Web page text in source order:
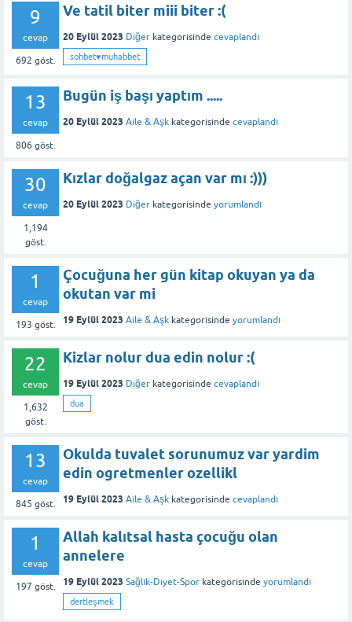
9
cevap
692 göst.
Ve tatil biter miii biter :(
20 Eylül 2023 Diğer kategorisinde cevaplandı
sohbet♥️muhabbet
13
cevap
806 göst.
Bugün iş başı yaptım .....
20 Eylül 2023 Aile & Aşk kategorisinde cevaplandı
30
cevap
1,194
göst.
Kızlar doğalgaz açan var mı :)))
20 Eylül 2023 Diğer kategorisinde yorumlandı
1
cevap
193 göst.
Çocuğuna her gün kitap okuyan ya da
okutan var mi
19 Eylül 2023 Aile & Aşk kategorisinde yorumlandı
22
cevap
1,632
göst.
Kizlar nolur dua edin nolur :(
19 Eylül 2023 Diğer kategorisinde cevaplandı
dua
13
cevap
845 göst.
Okulda tuvalet sorunumuz var yardim
edin ogretmenler ozellikl
19 Eylül 2023 Aile & Aşk kategorisinde cevaplandı
1
cevap
197 göst.
Allah kalıtsal hasta çocuğu olan
annelere
19 Eylül 2023 Sağlık-Diyet-Spor kategorisinde yorumlandı
dertleşmek